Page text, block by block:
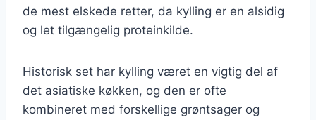
de mest elskede retter, da kylling er en alsidig
og let tilgængelig proteinkilde.
Historisk set har kylling været en vigtig del af
det asiatiske køkken, og den er ofte
kombineret med forskellige grøntsager og